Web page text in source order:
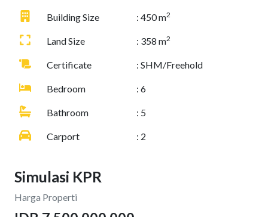
Building Size : 450 m2
Land Size : 358 m2
Certificate : SHM/Freehold
Bedroom : 6
Bathroom : 5
Carport : 2
Simulasi KPR
Harga Properti